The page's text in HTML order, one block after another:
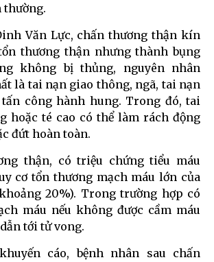
thường.
Văn Lực, chấn thương thận kín
thương thận nhưng thành bụng
không bị thủng, nguyên nhân
là tai nạn giao thông, ngã, tai nạn
công hành hung. Trong đó, tai
hoặc té cao có thể làm rách động
đứt hoàn toàn.
thận, có triệu chứng tiểu máu
cơ tổn thương mạch máu lớn của
20%). Trong trường hợp có
máu nếu không được cầm máu
tới tử vong.
cáo, bệnh nhân sau chấn